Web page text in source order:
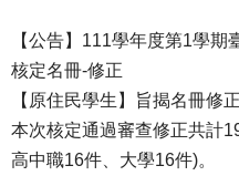
【公告】111學年度第1學
核定名冊-修正
【原住民學生】旨揭名冊修
本次核定通過審查修正共計
高中職16件、大學16件)。